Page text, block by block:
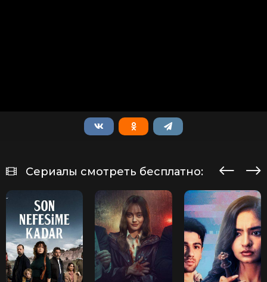
Сериалы смотреть бесплатно: